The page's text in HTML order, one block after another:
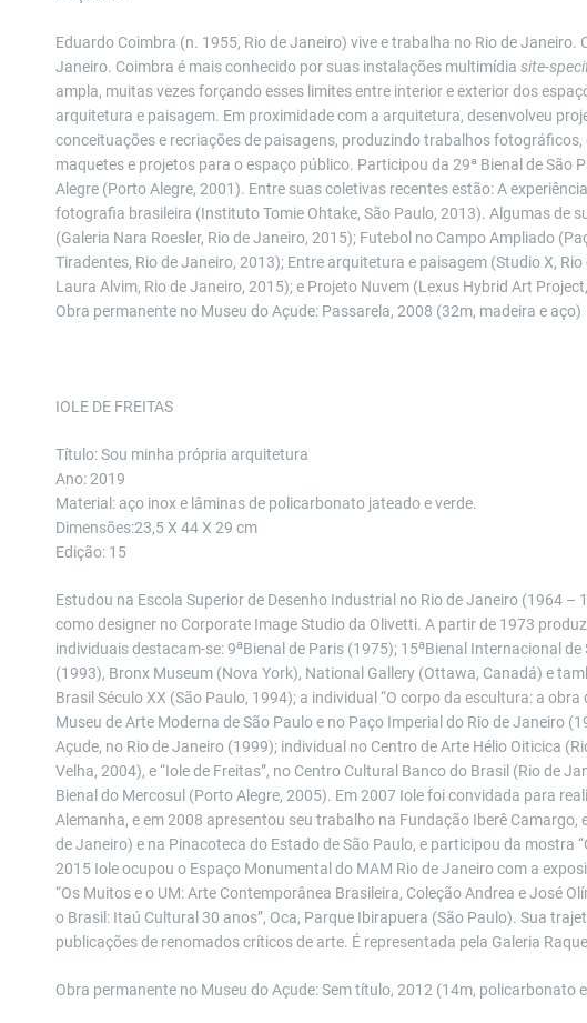
Eduardo Coimbra (n. 1955, Rio de Janeiro) vive e trabalha no Rio de
Janeiro. Coimbra é mais conhecido por suas instalações multimídia site-
ampla, muitas vezes forçando esses limites entre interior e exterior dos
arquitetura e paisagem. Em proximidade com a arquitetura, desenvolveu
conceituações e recriações de paisagens, produzindo trabalhos
maquetes e projetos para o espaço público. Participou da 29ª Bienal de São
Alegre (Porto Alegre, 2001). Entre suas coletivas recentes estão: A
fotografia brasileira (Instituto Tomie Ohtake, São Paulo, 2013). Algumas de
(Galeria Nara Roesler, Rio de Janeiro, 2015); Futebol no Campo Ampliado
Tiradentes, Rio de Janeiro, 2013); Entre arquitetura e paisagem (Studio X,
Laura Alvim, Rio de Janeiro, 2015); e Projeto Nuvem (Lexus Hybrid Art
Obra permanente no Museu do Açude: Passarela, 2008 (32m, madeira e aço)
IOLE DE FREITAS
Título: Sou minha própria arquitetura
Ano: 2019
Material: aço inox e lâminas de policarbonato jateado e verde.
Dimensões:23,5 X 44 X 29 cm
Edição: 15
Estudou na Escola Superior de Desenho Industrial no Rio de Janeiro (1964
como designer no Corporate Image Studio da Olivetti. A partir de 1973
individuais destacam-se: 9aBienal de Paris (1975); 15aBienal Internacional de
(1993), Bronx Museum (Nova York), National Gallery (Ottawa, Canadá) e
Brasil Século XX (São Paulo, 1994); a individual “O corpo da escultura: a
Museu de Arte Moderna de São Paulo e no Paço Imperial do Rio de Janeiro
Açude, no Rio de Janeiro (1999); individual no Centro de Arte Hélio Oiticica
Velha, 2004), e “Iole de Freitas”, no Centro Cultural Banco do Brasil (Rio de
Bienal do Mercosul (Porto Alegre, 2005). Em 2007 Iole foi convidada para
Alemanha, e em 2008 apresentou seu trabalho na Fundação Iberê
de Janeiro) e na Pinacoteca do Estado de São Paulo, e participou da mostra
2015 Iole ocupou o Espaço Monumental do MAM Rio de Janeiro com a
“Os Muitos e o UM: Arte Contemporânea Brasileira, Coleção Andrea e José
o Brasil: Itaú Cultural 30 anos”, Oca, Parque Ibirapuera (São Paulo). Sua
publicações de renomados críticos de arte. É representada pela Galeria
Obra permanente no Museu do Açude: Sem título, 2012 (14m, policarbonato